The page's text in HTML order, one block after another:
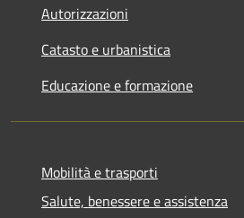
Autorizzazioni
Catasto e urbanistica
Educazione e formazione
Mobilità e trasporti
Salute, benessere e assistenza